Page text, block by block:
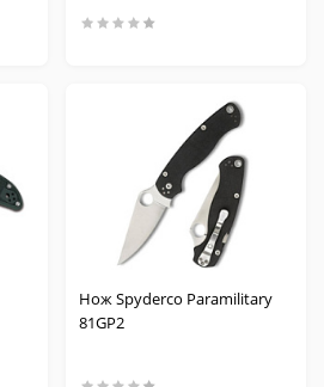
Нож Spyderco Paramilitary
81GP2